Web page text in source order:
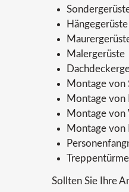
Hängegerüste
Malergerüste
Montage von
Montage von
Montage von
Montage von
Treppentürme
Sollten Sie Ihre